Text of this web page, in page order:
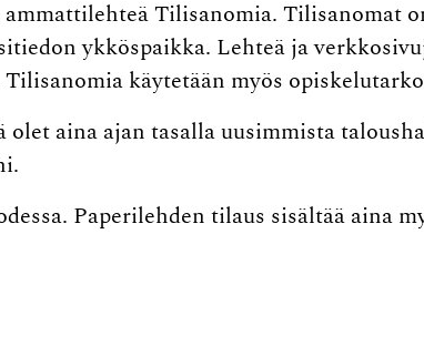
Tilisanomia. Tilisanomat
ykköspaikka. Lehteä ja
käytetään myös
aina ajan tasalla uusimmista
Paperilehden tilaus sisältää aina